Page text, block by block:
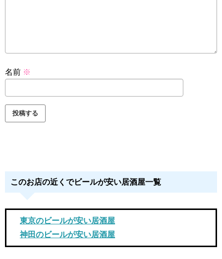
名前 ※
このお店の近くでビールが安い居酒屋一覧
東京のビールが安い居酒屋
神田のビールが安い居酒屋